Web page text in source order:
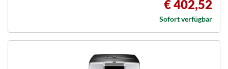
€ 402,52
Sofort verfügbar